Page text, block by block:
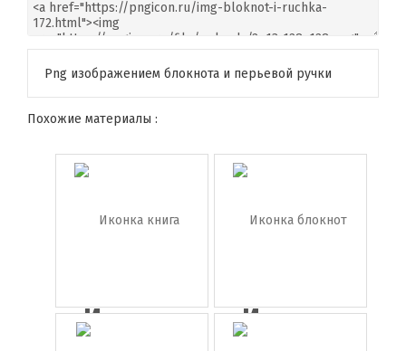
Png изображением блокнота и перьевой ручки
Похожие материалы :
Иконка
Иконка